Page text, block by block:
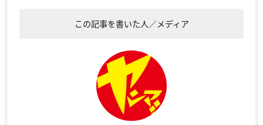
この記事を書いた人／メディア